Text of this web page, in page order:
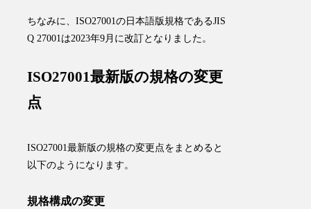
ちなみに、ISO27001の日本語版規格であるJIS
Q 27001は2023年9月に改訂となりました。
ISO27001最新版の規格の変更
点
ISO27001最新版の規格の変更点をまとめると
以下のようになります。
規格構成の変更